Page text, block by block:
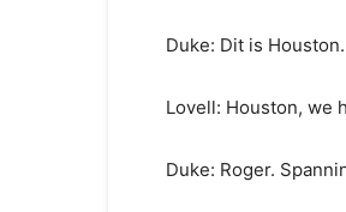
Duke: Dit is
Lovell: Houston, we
Duke: Roger.